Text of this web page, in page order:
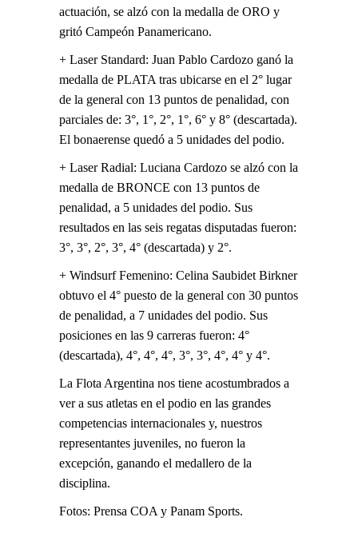
actuación, se alzó con la medalla de ORO y
gritó Campeón Panamericano.
+ Laser Standard: Juan Pablo Cardozo ganó la
medalla de PLATA tras ubicarse en el 2° lugar
de la general con 13 puntos de penalidad, con
parciales de: 3°, 1°, 2°, 1°, 6° y 8° (descartada).
El bonaerense quedó a 5 unidades del podio.
+ Laser Radial: Luciana Cardozo se alzó con la
medalla de BRONCE con 13 puntos de
penalidad, a 5 unidades del podio. Sus
resultados en las seis regatas disputadas fueron:
3°, 3°, 2°, 3°, 4° (descartada) y 2°.
+ Windsurf Femenino: Celina Saubidet Birkner
obtuvo el 4° puesto de la general con 30 puntos
de penalidad, a 7 unidades del podio. Sus
posiciones en las 9 carreras fueron: 4°
(descartada), 4°, 4°, 4°, 3°, 3°, 4°, 4° y 4°.
La Flota Argentina nos tiene acostumbrados a
ver a sus atletas en el podio en las grandes
competencias internacionales y, nuestros
representantes juveniles, no fueron la
excepción, ganando el medallero de la
disciplina.
Fotos: Prensa COA y Panam Sports.